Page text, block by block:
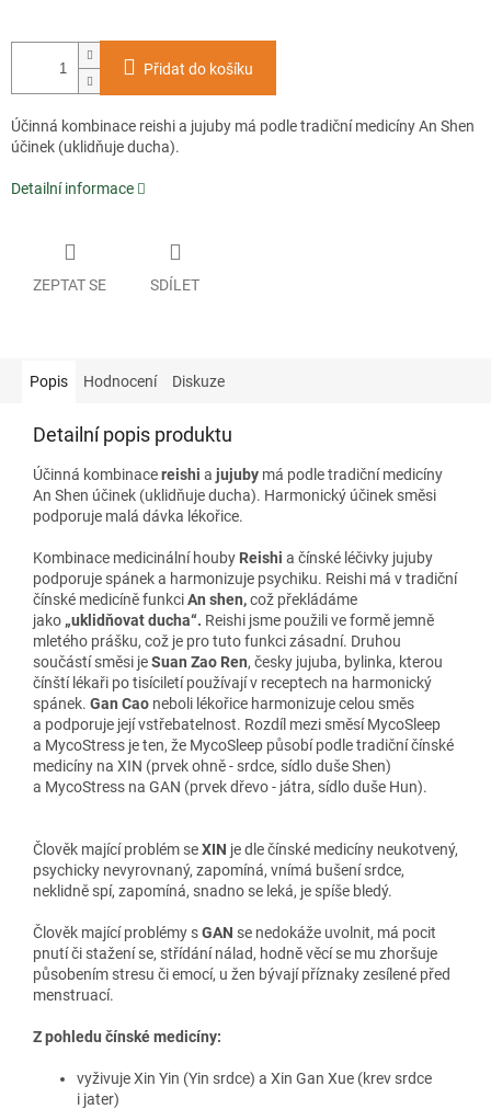
Přidat do košíku
Účinná kombinace reishi a jujuby má podle tradiční medicíny An Shen
účinek (uklidňuje ducha).
Detailní informace
ZEPTAT SE SDÍLET
Popis Hodnocení Diskuze
Detailní popis produktu
Účinná kombinacereishi a jujuby má podle tradiční medicíny
An Shen účinek (uklidňuje ducha). Harmonický účinek směsi
podporuje malá dávka lékořice.
Kombinace medicinální houby Reishi a čínské léčivky jujuby
podporuje spánek a harmonizuje psychiku. Reishi má v tradiční
čínské medicíně funkciAn shen,což překládáme
jako „uklidňovat ducha“. Reishi jsme použili ve formě jemně
mletého prášku, což je pro tuto funkci zásadní. Druhou
součástí směsi jeSuan Zao Ren, česky jujuba, bylinka, kterou
čínští lékaři po tisíciletí používají v receptech na harmonický
spánek. Gan Cao neboli lékořice harmonizuje celou směs
a podporuje její vstřebatelnost. Rozdíl mezi směsí MycoSleep
a MycoStress je ten, že MycoSleep působí podle tradiční čínské
medicíny na XIN (prvek ohně - srdce, sídlo duše Shen)
a MycoStress na GAN (prvek dřevo - játra, sídlo duše Hun).
Člověk mající problém seXIN je dle čínské medicíny neukotvený,
psychicky nevyrovnaný, zapomíná, vnímá bušení srdce,
neklidně spí, zapomíná, snadno se leká, je spíše bledý.
Člověk mající problémy sGAN se nedokáže uvolnit, má pocit
pnutí či stažení se, střídání nálad, hodně věcí se mu zhoršuje
působením stresu či emocí, u žen bývají příznaky zesílené před
menstruací.
Z pohledu čínské medicíny:
vyživuje Xin Yin (Yin srdce) a Xin Gan Xue (krev srdce
i jater)